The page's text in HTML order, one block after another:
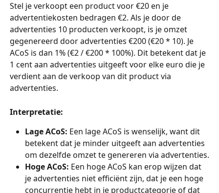
Stel je verkoopt een product voor €20 en je
advertentiekosten bedragen €2. Als je door de
advertenties 10 producten verkoopt, is je omzet
gegenereerd door advertenties €200 (€20 * 10). Je
ACoS is dan 1% (€2 / €200 * 100%). Dit betekent dat je
1 cent aan advertenties uitgeeft voor elke euro die je
verdient aan de verkoop van dit product via
advertenties.
Interpretatie:
Lage ACoS: Een lage ACoS is wenselijk, want dit
betekent dat je minder uitgeeft aan advertenties
om dezelfde omzet te genereren via advertenties.
Hoge ACoS: Een hoge ACoS kan erop wijzen dat
je advertenties niet efficiënt zijn, dat je een hoge
concurrentie hebt in je productcategorie of dat